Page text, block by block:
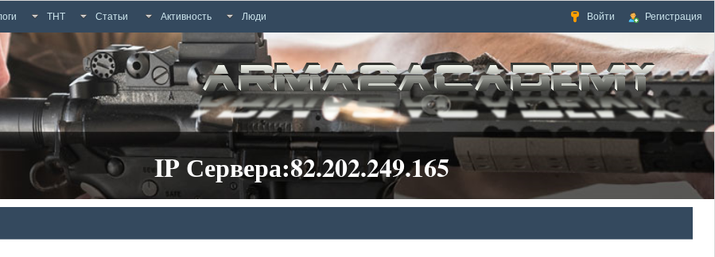
ТНТ Статьи Активность Люди Войти Регистрация
IP Сервера:82.202.249.165